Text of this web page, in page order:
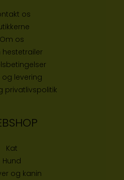
os
rne
Om os
hestetrailer
og levering
privatlivspolitik
Kat
Hund
og kanin